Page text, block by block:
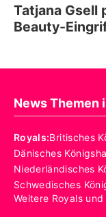
Tatjana Gsell
Beauty-
News Themen
Royals:Britisches
Dänisches
Niederländisches
Schwedisches
Weitere Royals und